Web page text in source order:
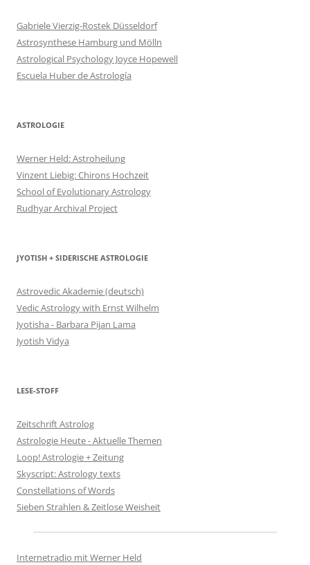
Gabriele Vierzig-Rostek Düsseldorf
Astrosynthese Hamburg und Mölln
Astrological Psychology Joyce Hopewell
Escuela Huber de Astrología
ASTROLOGIE
Werner Held: Astroheilung
Vinzent Liebig: Chirons Hochzeit
School of Evolutionary Astrology
Rudhyar Archival Project
JYOTISH + SIDERISCHE ASTROLOGIE
Astrovedic Akademie (deutsch)
Vedic Astrology with Ernst Wilhelm
Jyotisha - Barbara Pijan Lama
Jyotish Vidya
LESE-STOFF
Zeitschrift Astrolog
Astrologie Heute - Aktuelle Themen
Loop! Astrologie + Zeitung
Skyscript: Astrology texts
Constellations of Words
Sieben Strahlen & Zeitlose Weisheit
Internetradio mit Werner Held